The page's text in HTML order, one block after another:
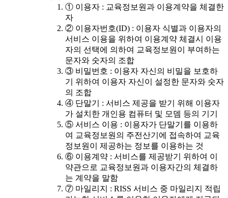
① 이용자 : 교육정보원과 이용계약을 체결한
자
② 이용자번호(ID) : 이용자 식별과 이용자의
서비스 이용을 위하여 이용계약 체결시 이용
자의 선택에 의하여 교육정보원이 부여하는
문자와 숫자의 조합
③ 비밀번호 : 이용자 자신의 비밀을 보호하
기 위하여 이용자 자신이 설정한 문자와 숫자
의 조합
④ 단말기 : 서비스 제공을 받기 위해 이용자
가 설치한 개인용 컴퓨터 및 모뎀 등의 기기
⑤ 서비스 이용 : 이용자가 단말기를 이용하
여 교육정보원의 주전산기에 접속하여 교육
정보원이 제공하는 정보를 이용하는 것
⑥ 이용계약 : 서비스를 제공받기 위하여 이
약관으로 교육정보원과 이용자간의 체결하
는 계약을 말함
⑦ 마일리지 : RISS 서비스 중 마일리지 적립